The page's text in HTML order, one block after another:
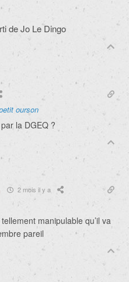
de Jo Le Dingo
ourson
la DGEQ ?
2 mois il y a
manipulable qu’il va
pareil